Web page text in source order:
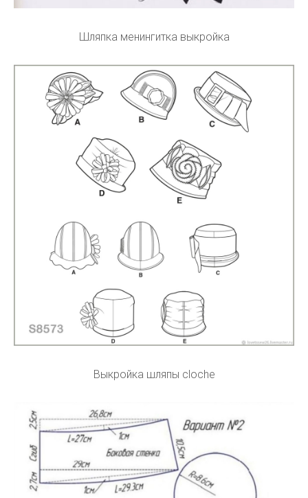
Шляпка менингитка выкройка
Выкройка шляпы cloche